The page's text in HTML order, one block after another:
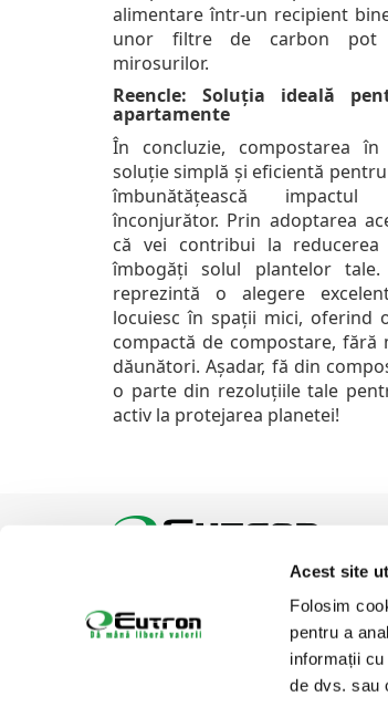
Acest site
Folosim
pentru a
informații
de dvs. sau
alimentare într-un recipient
unor filtre de carbon pot
mirosurilor.
Reencle: Soluția ideală
apartamente
În concluzie, compostarea
soluție simplă și eficientă
îmbunătățească
înconjurător. Prin adoptarea
că vei contribui la
îmbogăți solul plantelor tale.
reprezintă o alegere
locuiesc în spații mici, oferind
compactă de compostare, fără
dăunători. Așadar, fă din
o parte din rezoluțiile tale
activ la protejarea planetei!
Suntem prezenti pe